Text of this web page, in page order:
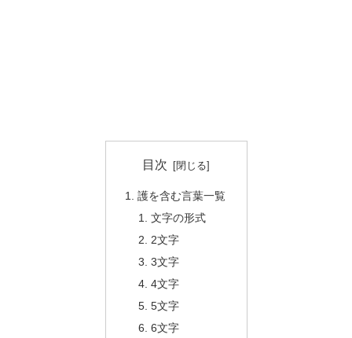
目次
護を含む言葉一覧
文字の形式
2文字
3文字
4文字
5文字
6文字